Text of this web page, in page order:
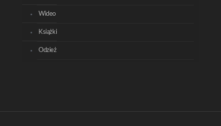
Wideo
Książki
Odzież